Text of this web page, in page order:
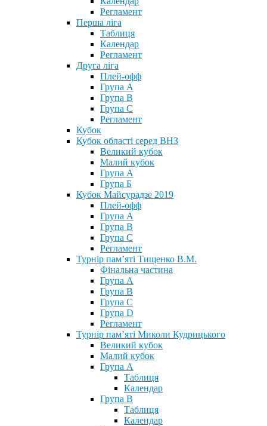
Регламент
Перша ліга
Таблиця
Календар
Регламент
Друга ліга
Плей-офф
Група А
Група В
Група С
Регламент
Кубок
Кубок області серед ВНЗ
Великий кубок
Малий кубок
Група А
Група Б
Кубок Майсурадзе 2019
Плей-офф
Група А
Група В
Група С
Регламент
Турнір пам’яті Тищенко В.М.
Фінальна частина
Група А
Група В
Група С
Група D
Регламент
Турнір пам’яті Миколи Кудрицького
Великий кубок
Малий кубок
Група А
Таблиця
Календар
Група В
Таблиця
Календар